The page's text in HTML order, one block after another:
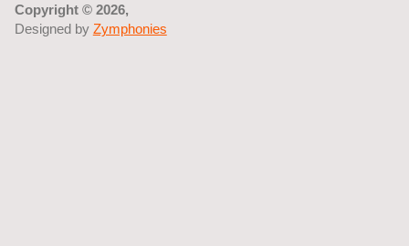
Copyright © 2026,
Designed by Zymphonies